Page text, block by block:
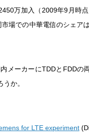
万加入（2009年9月時
場での中華電信のシェア
メーカーにTDDとFDDの
か。
for LTE experiment